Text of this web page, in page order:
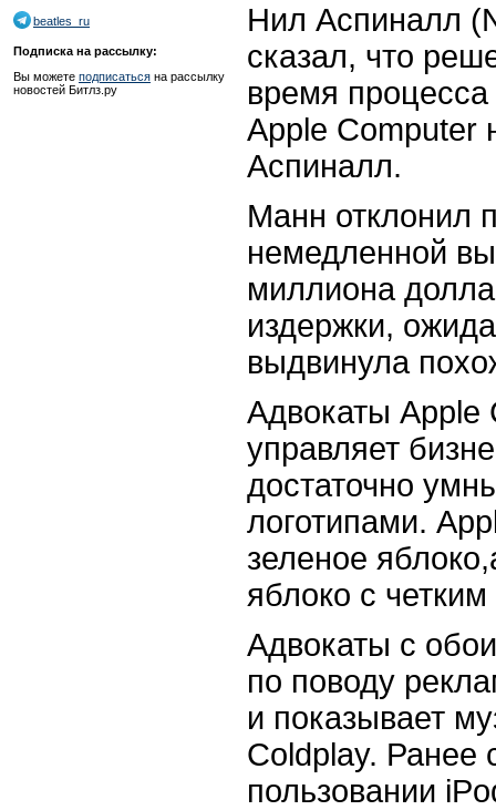
beatles_ru
Подписка на рассылку:
Вы можете подписаться на рассылку
новостей Битлз.ру
Нил Аспиналл
сказал, что
время
Apple Computer
Аспиналл.
Манн отклонил
немедленной
миллиона
издержки,
выдвинула
Адвокаты Apple
управляет
достаточно
логотипами.
зеленое
яблоко с
Адвокаты с
по поводу
и показывает
Coldplay. Ранее
пользовании